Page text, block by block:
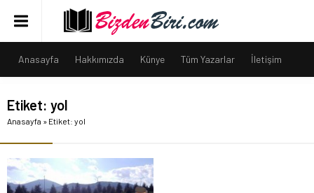
Anasayfa Hakkımızda Künye Tüm Yazarlar İletişim
Etiket: yol
Anasayfa » Etiket: yol